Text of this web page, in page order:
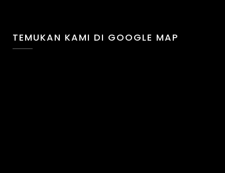
TEMUKAN KAMI DI GOOGLE MAP